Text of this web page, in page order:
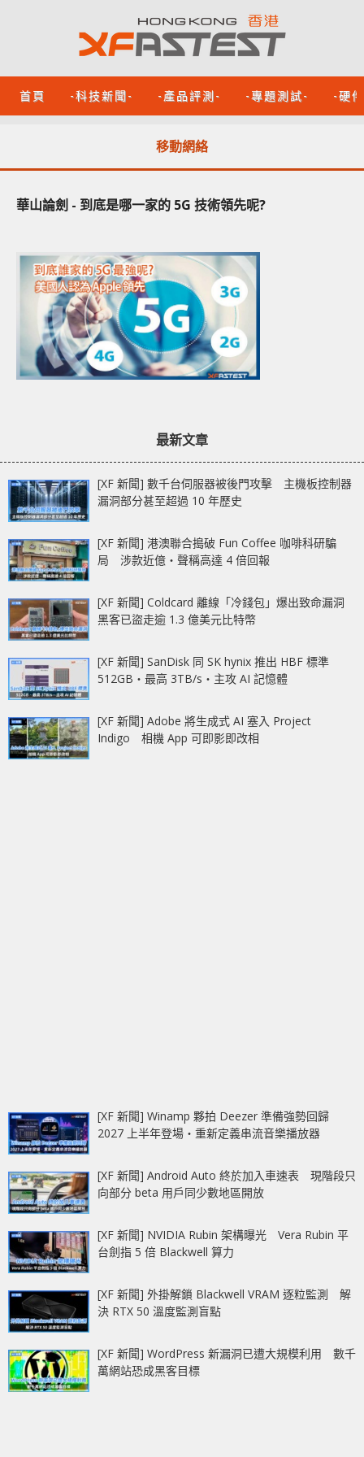
首頁 -科技新聞- -產品評測- -專題測試- -硬
移動網絡
華山論劍 - 到底是哪一家的 5G 技術領先呢?
最新文章
[XF 新聞] 數千台伺服器被後門攻擊 主機板控制器
漏洞部分甚至超過 10 年歷史
[XF 新聞] 港澳聯合搗破 Fun Coffee 咖啡科研騙
局 涉款近億‧聲稱高達 4 倍回報
[XF 新聞] Coldcard 離線「冷錢包」爆出致命漏洞
黑客已盜走逾 1.3 億美元比特幣
[XF 新聞] SanDisk 同 SK hynix 推出 HBF 標準
512GB‧最高 3TB/s‧主攻 AI 記憶體
[XF 新聞] Adobe 將生成式 AI 塞入 Project
Indigo 相機 App 可即影即改相
[XF 新聞] Winamp 夥拍 Deezer 準備強勢回歸
2027 上半年登場‧重新定義串流音樂播放器
[XF 新聞] Android Auto 終於加入車速表 現階段只
向部分 beta 用戶同少數地區開放
[XF 新聞] NVIDIA Rubin 架構曝光 Vera Rubin 平
台劍指 5 倍 Blackwell 算力
[XF 新聞] 外掛解鎖 Blackwell VRAM 逐粒監測 解
決 RTX 50 溫度監測盲點
[XF 新聞] WordPress 新漏洞已遭大規模利用 數千
萬網站恐成黑客目標